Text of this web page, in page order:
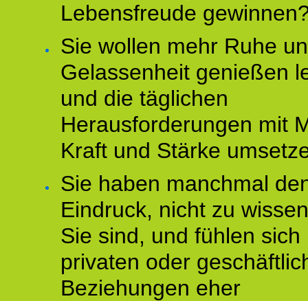
Lebensfreude
Sie wollen mehr Ruhe
Gelassenheit genießen
und die täglichen
Herausforderungen mit
Kraft und Stärke
Sie haben manchmal
Eindruck, nicht zu
Sie sind, und fühlen sich
privaten oder
Beziehungen eher